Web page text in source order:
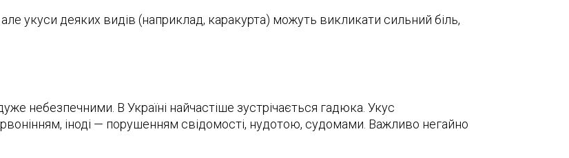
укуси деяких видів (наприклад, каракурта) можуть викликати сильний біль,
небезпечними. В Україні найчастіше зустрічається гадюка. Укус
іноді — порушенням свідомості, нудотою, судомами. Важливо негайно